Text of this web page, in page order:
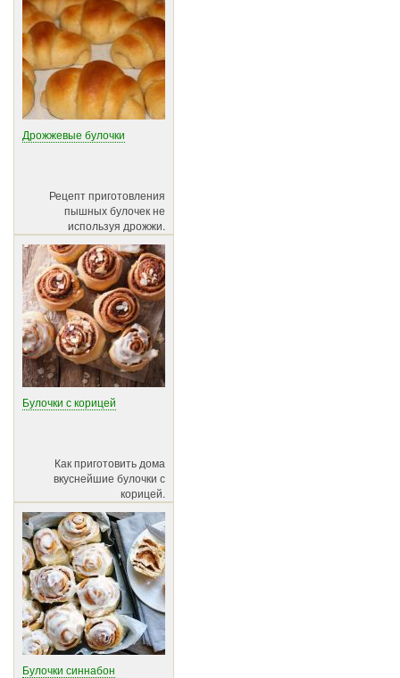
Дрожжевые булочки
Рецепт приготовления
пышных булочек не
используя дрожжи.
Булочки с корицей
Как приготовить дома
вкуснейшие булочки с
корицей.
Булочки синнабон